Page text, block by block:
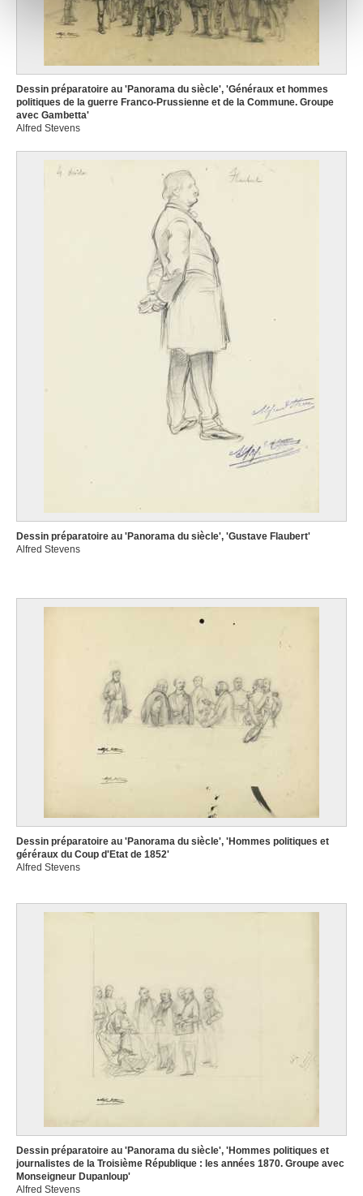
notre site avec nos partenaires de médias sociaux, de
publicité et d'analyse, qui peuvent combiner celles-ci
avec d'autres informations que vous leur avez fournies
ou qu'ils ont collectées lors de votre utilisation de leurs
services.
Dessin préparatoire au 'Panorama du siècle', 'Généraux et hommes
politiques de la guerre Franco-Prussienne et de la Commune. Groupe
avec Gambetta'
Alfred Stevens
Dessin préparatoire au 'Panorama du siècle', 'Gustave Flaubert'
Alfred Stevens
Dessin préparatoire au 'Panorama du siècle', 'Hommes politiques et
géréraux du Coup d'Etat de 1852'
Alfred Stevens
Dessin préparatoire au 'Panorama du siècle', 'Hommes politiques et
journalistes de la Troisième République : les années 1870. Groupe avec
Monseigneur Dupanloup'
Alfred Stevens